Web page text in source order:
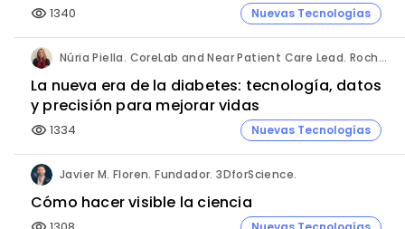
visibility 1340 Nuevas Tecnologías
Núria Piella. CoreLab and Near Patient Care Lead. Roche Diagnostics España.
La nueva era de la diabetes: tecnología, datos
y precisión para mejorar vidas
visibility 1334 Nuevas Tecnologías
Javier M. Floren. Fundador. 3DforScience.
Cómo hacer visible la ciencia